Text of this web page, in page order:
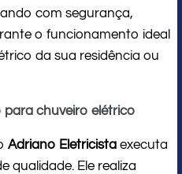
com segurança,
o funcionamento ideal
da sua residência ou
chuveiro elétrico
Adriano Eletricista executa
qualidade. Ele realiza